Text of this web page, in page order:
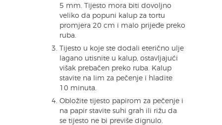
5 mm. Tijesto mora biti dovoljno
veliko da popuni kalup za tortu
promjera 20 cm i malo prijeđe preko
ruba.
Tijesto u koje ste dodali eterično ulje
lagano utisnite u kalup, ostavljajući
višak prebačen preko ruba. Kalup
stavite na lim za pečenje i hladite
10 minuta.
Obložite tijesto papirom za pečenje i
na papir stavite suhi grah ili rižu da
se tijesto ne bi previše dignulo.